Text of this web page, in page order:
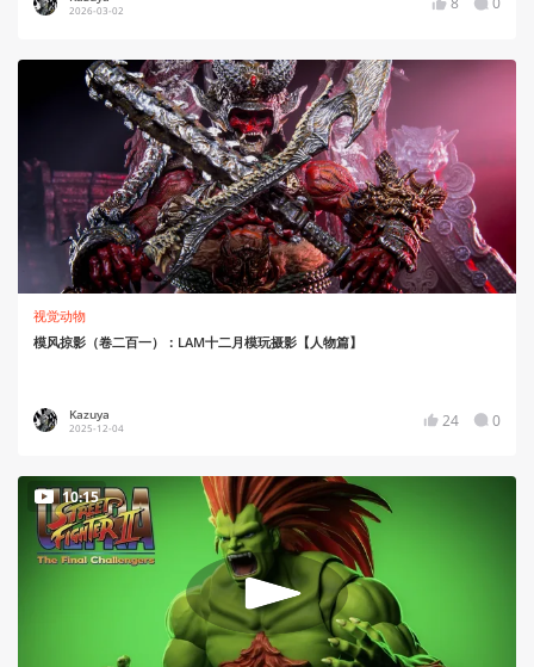
2026-03-02
视觉动物
模风掠影（卷二百一）：LAM十二月模玩摄影【人物篇】
Kazuya
2025-12-04 24 0
10:15